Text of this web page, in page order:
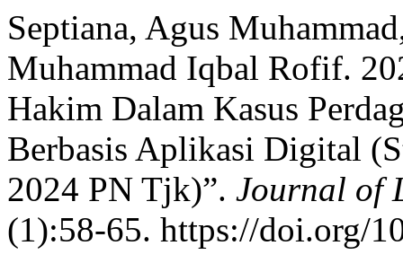
Septiana, Agus
Muhammad Iqbal Rofif.
Hakim Dalam Kasus
Berbasis Aplikasi Digital
2024 PN Tjk)”. Journal of
(1):58-65. https://doi.org/